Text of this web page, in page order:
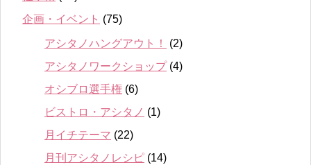
企画・イベント (75)
アシタノハングアウト！
(2)
アシタノワークショップ(4)
オシブロ選手権 (6)
ビストロ・アシタノ (1)
月イチテーマ (22)
月刊アシタノレシピ (14)